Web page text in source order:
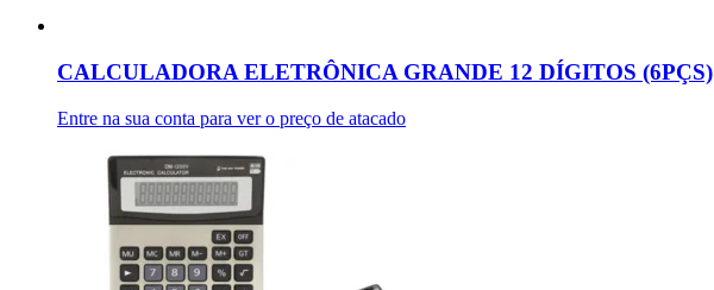
CALCULADORA ELETRÔNICA GRANDE 12 DÍGITOS (6PÇS)
Entre na sua conta para ver o preço de atacado